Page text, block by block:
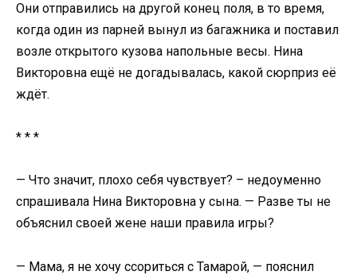
Они отправились на другой конец поля, в то время,
когда один из парней вынул из багажника и поставил
возле открытого кузова напольные весы. Нина
Викторовна ещё не догадывалась, какой сюрприз её
ждёт.
* * *
— Что значит, плохо себя чувствует? – недоуменно
спрашивала Нина Викторовна у сына. — Разве ты не
объяснил своей жене наши правила игры?
— Мама, я не хочу ссориться с Тамарой, — пояснил